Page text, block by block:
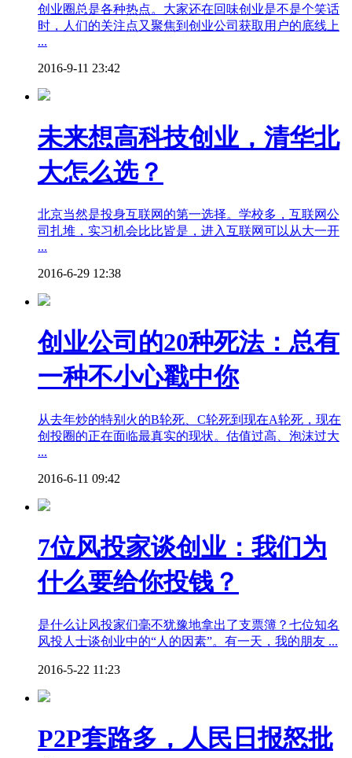
创业圈总是各种热点。大家还在回味创业是不是个笑话
时，人们的关注点又聚焦到创业公司获取用户的底线上
...
2016-9-11 23:42
未来想高科技创业，清华北
大怎么选？
北京当然是投身互联网的第一选择。学校多，互联网公
司扎堆，实习机会比比皆是，进入互联网可以从大一开
...
2016-6-29 12:38
创业公司的20种死法：总有
一种不小心戳中你
从去年炒的特别火的B轮死、C轮死到现在A轮死，现在
创投圈的正在面临最真实的现状。估值过高、泡沫过大
...
2016-6-11 09:42
7位风投家谈创业：我们为
什么要给你投钱？
是什么让风投家们毫不犹豫地拿出了支票簿？七位知名
风投人士谈创业中的“人的因素”。有一天，我的朋友 ...
2016-5-22 11:23
P2P套路多，人民日报怒批